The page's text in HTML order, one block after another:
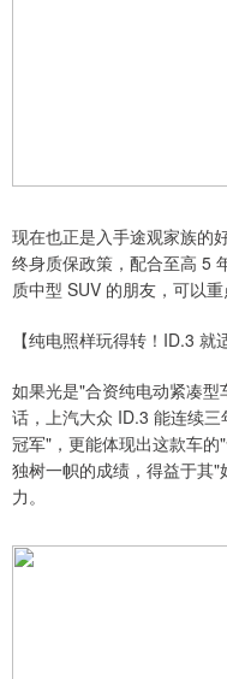
现在也正是入手途观家族的
终身质保政策，配合至高 5
质中型 SUV 的朋友，可以重
【纯电照样玩得转！ID.3 就
如果光是"合资纯电动紧凑
话，上汽大众 ID.3 能连续
冠军"，更能体现出这款车
独树一帜的成绩，得益于其
力。